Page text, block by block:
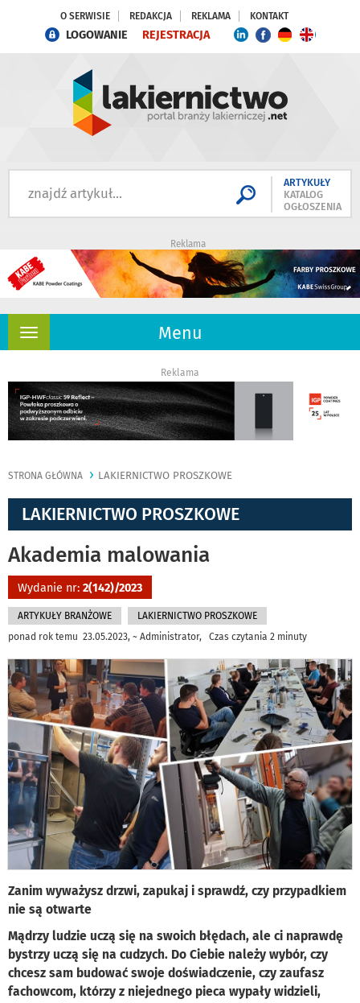
O SERWISIE REDAKCJA REKLAMA KONTAKT
LOGOWANIE REJESTRACJA
ARTYKUŁY
KATALOG
OGŁOSZENIA
Reklama
Menu
Rozwiń
Reklama
STRONA GŁÓWNA LAKIERNICTWO PROSZKOWE
LAKIERNICTWO PROSZKOWE
Akademia malowania
Wydanie nr: 2(142)/2023
ARTYKUŁY BRANŻOWE
LAKIERNICTWO PROSZKOWE
ponad rok temu 23.05.2023, ~ Administrator, Czas czytania 2 minuty
Zanim wyważysz drzwi, zapukaj i sprawdź, czy przypadkiem
nie są otwarte
Mądrzy ludzie uczą się na swoich błędach, ale ci naprawdę
bystrzy uczą się na cudzych. Do Ciebie należy wybór, czy
chcesz sam budować swoje doświadczenie, czy zaufasz
fachowcom, którzy z niejednego pieca wypały widzieli,